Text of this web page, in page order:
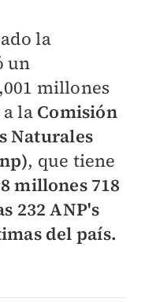
la
un
millones
laComisión
Naturales
, que tiene
millones 718
232 ANP's
del país.